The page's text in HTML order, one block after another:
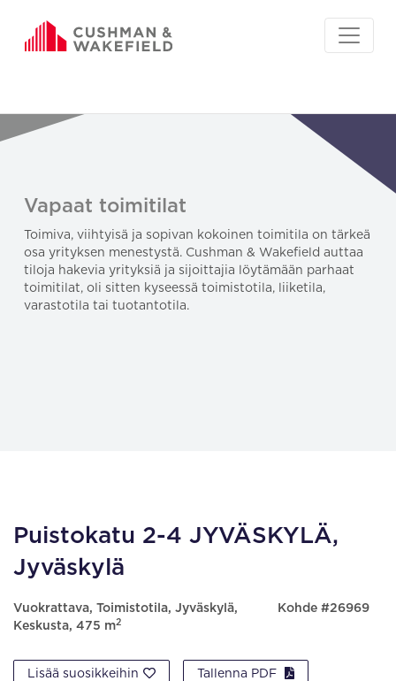
Vapaat toimitilat
Toimiva, viihtyisä ja sopivan kokoinen toimitila on tärkeä
osa yrityksen menestystä. Cushman & Wakefield auttaa
tiloja hakevia yrityksiä ja sijoittajia löytämään parhaat
toimitilat, oli sitten kyseessä toimistotila, liiketila,
varastotila tai tuotantotila.
Puistokatu 2-4 JYVÄSKYLÄ,
Jyväskylä
Vuokrattava, Toimistotila, Jyväskylä,
Keskusta, 475 m2
Kohde #26969
Lisää suosikkeihin Tallenna PDF